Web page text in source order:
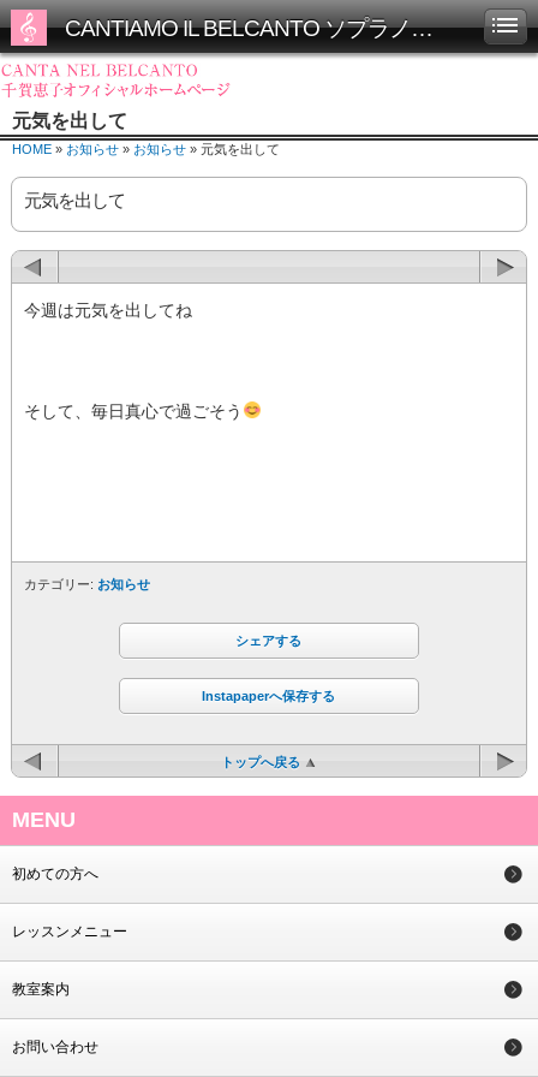
CANTIAMO IL BELCANTO ソプラノ千賀恵子オフィシャルホームページ
元気を出して
HOME » お知らせ » お知らせ » 元気を出して
元気を出して
今週は元気を出してね
そして、毎日真心で過ごそう
カテゴリー: お知らせ
シェアする
Instapaperへ保存する
トップへ戻る
MENU
初めての方へ
レッスンメニュー
教室案内
お問い合わせ